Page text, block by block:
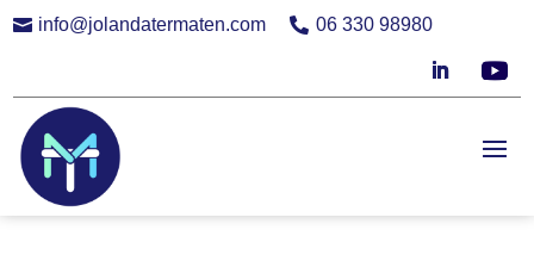
 info@jolandatermaten.com  06 330 98980